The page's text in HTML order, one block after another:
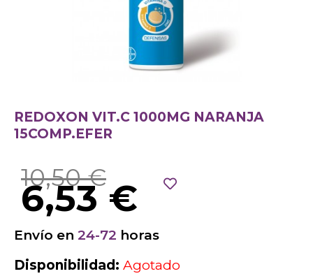
REDOXON VIT.C 1000MG NARANJA
15COMP.EFER
10,50€
6,53€
Envío en 24-72 horas
Disponibilidad: Agotado